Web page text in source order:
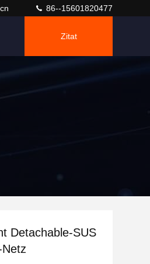
86--15601820477
Zitat
Detachable-SUS